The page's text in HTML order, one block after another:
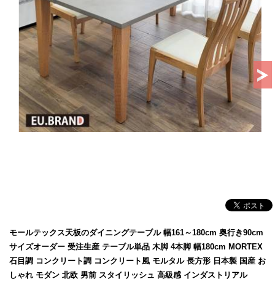
モールテックス天板のダイニングテーブル 幅161～180cm 奥行き90cm
サイズオーダー 受注生産 テーブル単品 木脚 4本脚 幅180cm MORTEX
石目調 コンクリート調 コンクリート風 モルタル 長方形 日本製 国産 お
しゃれ モダン 北欧 男前 スタイリッシュ 高級感 インダストリアル